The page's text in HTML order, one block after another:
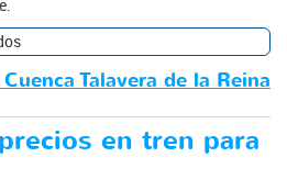
Talavera de la Reina
en tren para